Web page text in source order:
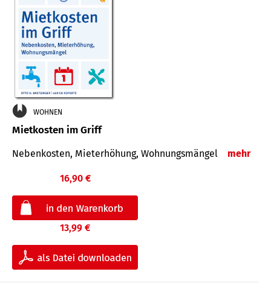
WOHNEN
Mietkosten im Griff
Nebenkosten, Mieterhöhung, Wohnungsmängel mehr
16,90 €
13,99 €